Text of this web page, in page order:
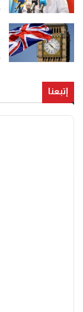
إتبعنا